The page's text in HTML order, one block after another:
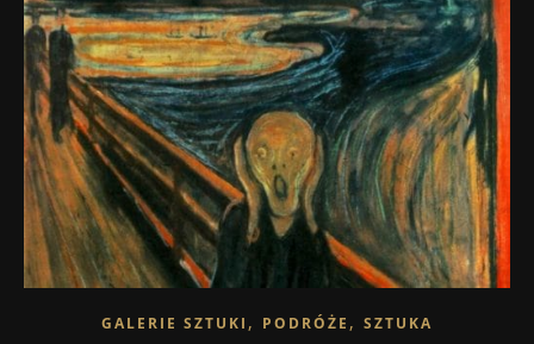
GALERIE SZTUKI , PODRÓŻE , SZTUKA